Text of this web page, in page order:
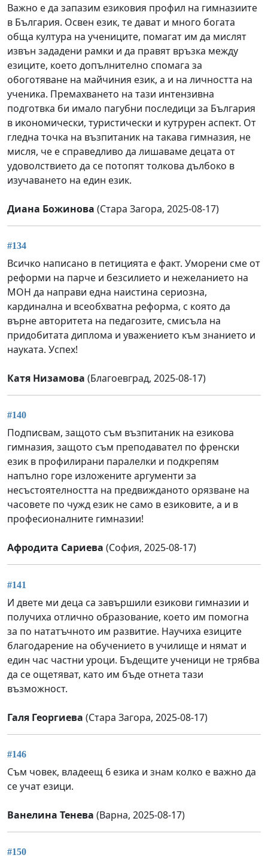
Важно е да запазим езиковия профил на гимназиите
в България. Освен език, те дават и много богата
обща култура на учениците, помагат им да мислят
извън зададени рамки и да правят връзка между
езиците, което допълнително спомага за
обоготяване на майчиния език, а и на личността на
ученика. Премахването на тази интензивна
подготвка би имало пагубни последици за България
в икономически, туристически и кутрурен аспект. От
гледна точка на възпитаник на такава гимназия, не
мисля, че е справедливо да лишаваме децата от
удоволствието да се потопят толкова дълбоко в
изучаването на един език.
Диана Божинова (Стара Загора, 2025-08-17)
#134
Всичко написано в петицията е факт. Уморени сме от
реформи на парче и безсилието и нежеланието на
МОН да направи една наистина сериозна,
кардинална и всеобхватна реформа, с която да
върне авторитета на педагозите, смисъла на
придобитата диплома и уважението към знанието и
науката. Успех!
Катя Низамова (Благоевград, 2025-08-17)
#140
Подписвам, защото съм възпитаник на езикова
гимназия, защото съм преподавател по френски
език в профилирани паралелки и подкрепям
напълно горе изложените аргументи за
несъстоятелността на предвижданото орязване на
часовете по чужд език не само в езиковите, а и в
професионалните гимназии!
Афродита Сариева (София, 2025-08-17)
#141
И двете ми деца са завършили езикови гимназии и
получиха отлично образование, което им помогна
за по нататъчното им развитие. Научиха езиците
благодарение на обучението в училище и нямат и
един час частни уроци. Бъдещите ученици не трябва
да се ощетяват, като им бъде отнета тази
възможност.
Галя Георгиева (Стара Загора, 2025-08-17)
#146
Съм човек, владеещ 6 езика и знам колко е важно да
се учат езици.
Ванелина Тенева (Варна, 2025-08-17)
#150